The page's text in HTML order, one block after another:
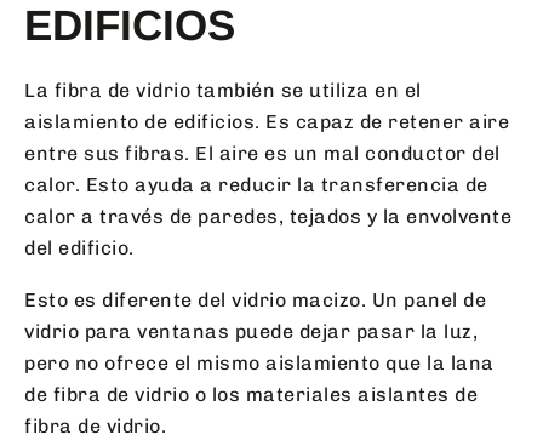
EDIFICIOS
La fibra de vidrio también se utiliza en el
aislamiento de edificios. Es capaz de retener aire
entre sus fibras. El aire es un mal conductor del
calor. Esto ayuda a reducir la transferencia de
calor a través de paredes, tejados y la envolvente
del edificio.
Esto es diferente del vidrio macizo. Un panel de
vidrio para ventanas puede dejar pasar la luz,
pero no ofrece el mismo aislamiento que la lana
de fibra de vidrio o los materiales aislantes de
fibra de vidrio.